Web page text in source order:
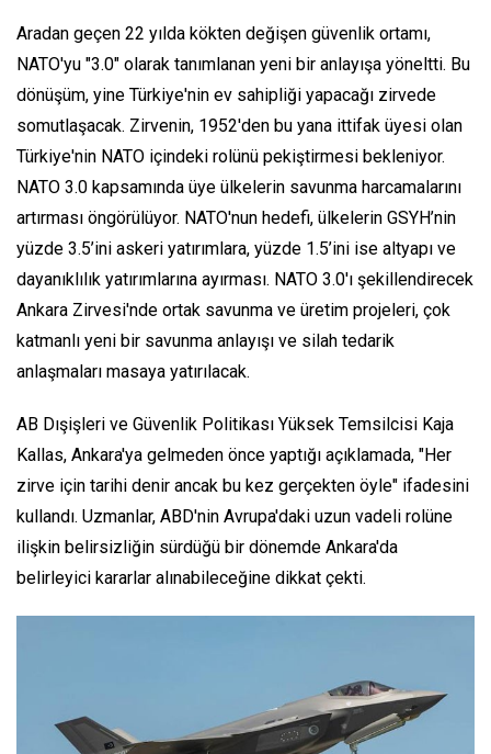
Aradan geçen 22 yılda kökten değişen güvenlik ortamı,
NATO'yu "3.0" olarak tanımlanan yeni bir anlayışa yöneltti. Bu
dönüşüm, yine Türkiye'nin ev sahipliği yapacağı zirvede
somutlaşacak. Zirvenin, 1952'den bu yana ittifak üyesi olan
Türkiye'nin NATO içindeki rolünü pekiştirmesi bekleniyor.
NATO 3.0 kapsamında üye ülkelerin savunma harcamalarını
artırması öngörülüyor. NATO'nun hedefi, ülkelerin GSYH’nin
yüzde 3.5’ini askeri yatırımlara, yüzde 1.5’ini ise altyapı ve
dayanıklılık yatırımlarına ayırması. NATO 3.0'ı şekillendirecek
Ankara Zirvesi'nde ortak savunma ve üretim projeleri, çok
katmanlı yeni bir savunma anlayışı ve silah tedarik
anlaşmaları masaya yatırılacak.
AB Dışişleri ve Güvenlik Politikası Yüksek Temsilcisi Kaja
Kallas, Ankara'ya gelmeden önce yaptığı açıklamada, "Her
zirve için tarihi denir ancak bu kez gerçekten öyle" ifadesini
kullandı. Uzmanlar, ABD'nin Avrupa'daki uzun vadeli rolüne
ilişkin belirsizliğin sürdüğü bir dönemde Ankara'da
belirleyici kararlar alınabileceğine dikkat çekti.